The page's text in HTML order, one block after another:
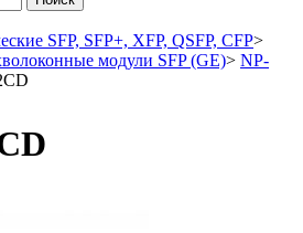
SFP, SFP+, XFP, QSFP, CFP>
модули SFP (GE)> NP-